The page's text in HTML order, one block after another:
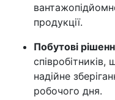
продукції.
Побутові
надійне
робочого дня.